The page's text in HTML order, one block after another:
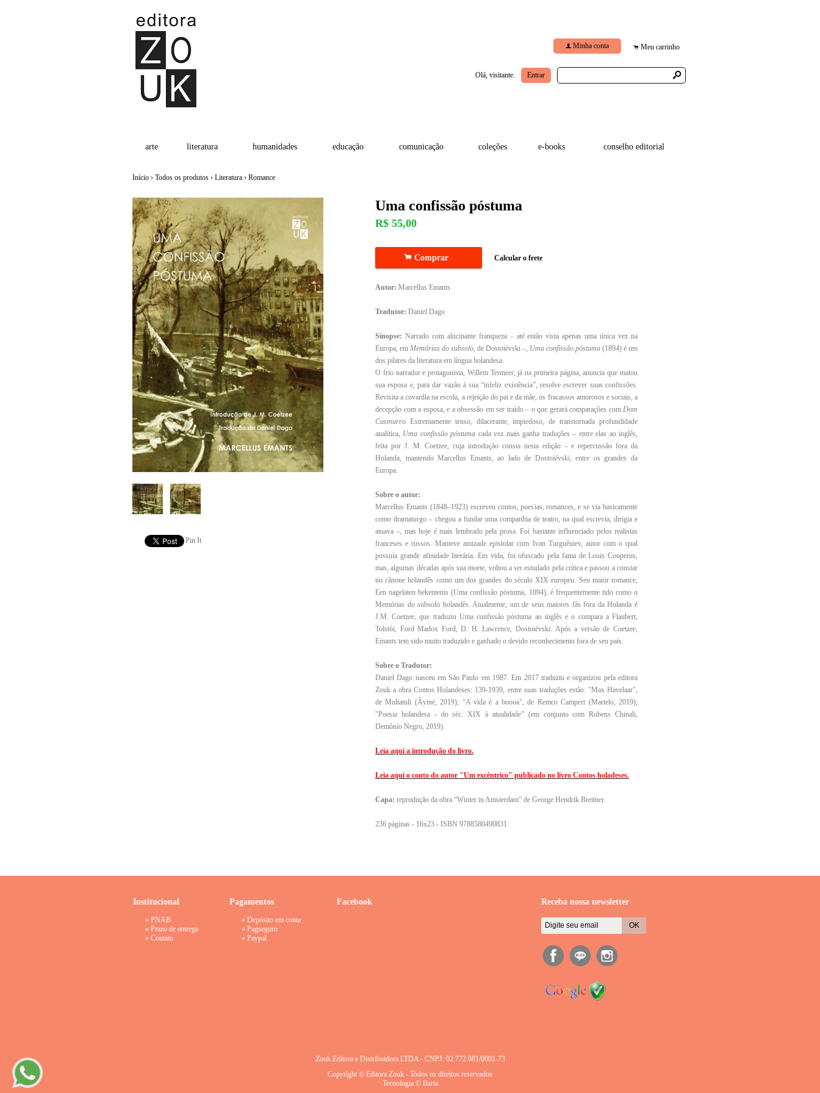
f Minha conta . Meu carrinho
Olá, visitante. Entrar s
arte literatura humanidades educação comunicação coleções e-books conselho editorial
Início › Todos os produtos › Literatura › Romance
Pin It
Uma confissão póstuma
R$ 55,00
. Comprar Calcular o frete
Autor: Marcellus Emants
Tradutor: Daniel Dago
Sinopse: Narrado com alucinante franqueza – até então vista apenas uma única vez na
Europa, em Memórias do subsolo, de Dostoiévski –, Uma confissão póstuma (1894) é um
dos pilares da literatura em língua holandesa.
O frio narrador e protagonista, Willem Termeer, já na primeira página, anuncia que matou
sua esposa e, para dar vazão à sua “infeliz existência”, resolve escrever suas confissões.
Revisita a covardia na escola, a rejeição do pai e da mãe, os fracassos amorosos e sociais, a
decepção com a esposa, e a obsessão em ser traído – o que gerará comparações com Dom
Casmurro Extremamente tenso, dilacerante, impiedoso, de transtornada profundidade
analítica, Uma confissão póstuma cada vez mais ganha traduções – entre elas ao inglês,
feita por J. M. Coetzee, cuja introdução consta nesta edição – e repercussão fora da
Holanda, mantendo Marcellus Emants, ao lado de Dostoiévski, entre os grandes da
Europa.
Sobre o autor:
Marcellus Emants (1848–1923) escreveu contos, poesias, romances, e se via basicamente
como dramaturgo – chegou a fundar uma companhia de teatro, na qual escrevia, dirigia e
atuava –, mas hoje é mais lembrado pela prosa. Foi bastante influenciado pelos realistas
franceses e russos. Manteve amizade epistolar com Ivan Turguêniev, autor com o qual
possuía grande afinidade literária. Em vida, foi ofuscado pela fama de Louis Couperus,
mas, algumas décadas após sua morte, voltou a ser estudado pela crítica e passou a constar
no cânone holandês como um dos grandes do século XIX europeu. Seu maior romance,
Een nagelaten bekentenis (Uma confissão póstuma, 1894), é frequentemente tido como o
Memórias do subsolo holandês. Atualmente, um de seus maiores fãs fora da Holanda é
J.M. Coetzee, que traduziu Uma confissão póstuma ao inglês e o compara a Flaubert,
Tolstói, Ford Madox Ford, D. H. Lawrence, Dostoiévski. Após a versão de Coetzee,
Emants tem sido muito traduzido e ganhado o devido reconhecimento fora de seu país.
Sobre o Tradutor:
Daniel Dago nasceu em São Paulo em 1987. Em 2017 traduziu e organizou pela editora
Zouk a obra Contos Holandeses: 139-1939, entre suas traduções estão: "Max Havelaar",
de Multatuli (Âyiné, 2019); "A vida é a boooa", de Remco Campert (Martelo, 2019);
"Poesia holandesa - do séc. XIX à atualidade" (em conjunto com Rubens Chinali,
Demônio Negro, 2019).
Leia aqui a introdução do livro.
Leia aqui o conto do autor "Um excêntrico" publicado no livro Contos holadeses.
Capa: reprodução da obra “Winter in Amsterdam” de George Hendrik Breitner.
236 páginas - 16x23 - ISBN 9788580490831
Institucional
» PNAB
» Prazo de entrega
» Contato
Pagamentos
» Depósito em conta
» Pagseguro
» Paypal
Facebook Receba nossa newsletter
Zouk Editora e Distribuidora LTDA - CNPJ: 02.772.081/0001-73
Copyright © Editora Zouk - Todos os direitos reservados
Tecnologia © Iluria